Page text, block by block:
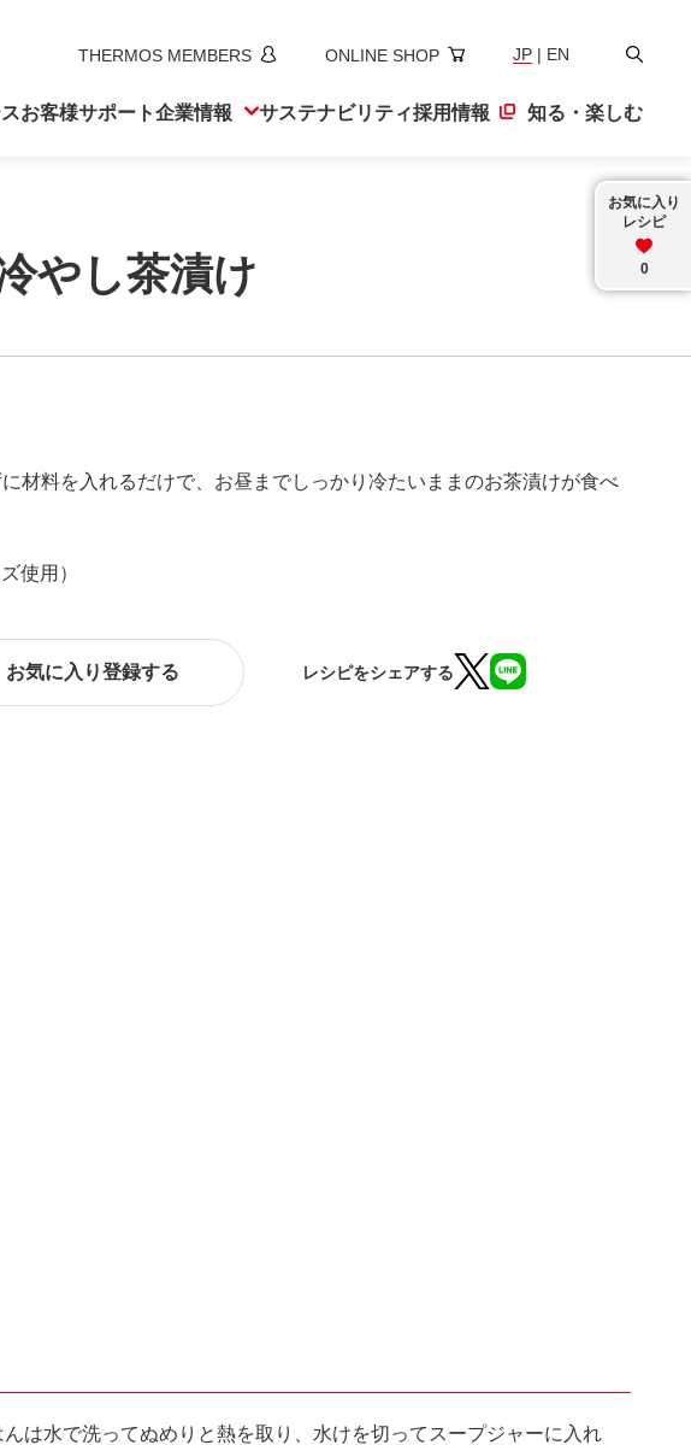
THERMOS MEMBERS ONLINE SHOP JP | EN
検
お客様サポート企業情報 サステナビリティ採用情報 知る・楽しむ
やし茶漬け
お気に入り
レシピ
0
材料を入れるだけで、お昼までしっかり冷たいままのお茶漬けが食べ
使用）
お気に入り登録する レシピをシェアする
んは水で洗ってぬめりと熱を取り、水けを切ってスープジャーに入れ